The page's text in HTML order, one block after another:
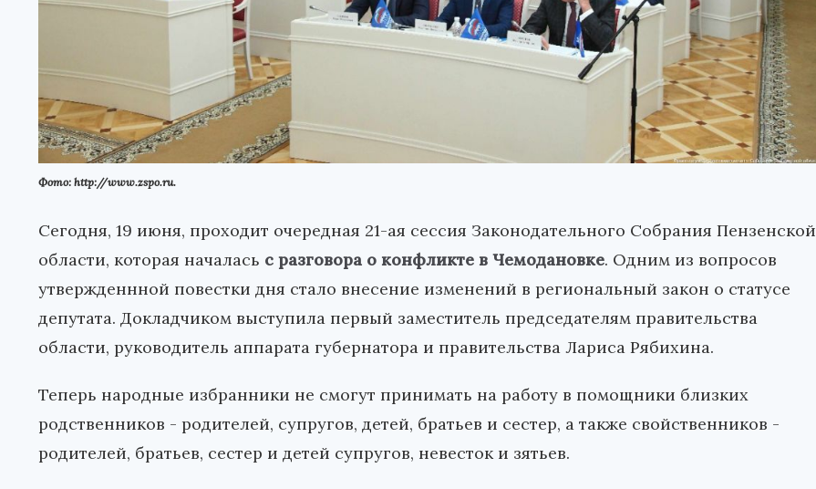
Фото: http://www.zspo.ru.
Сегодня, 19 июня, проходит очередная 21-ая сессия Законодательного Собрания Пензенской
области, которая началась с разговора о конфликте в Чемодановке. Одним из вопросов
утвержденнной повестки дня стало внесение изменений в региональный закон о статусе
депутата. Докладчиком выступила первый заместитель председателям правительства
области, руководитель аппарата губернатора и правительства Лариса Рябихина.
Теперь народные избранники не смогут принимать на работу в помощники близких
родственников - родителей, супругов, детей, братьев и сестер, а также свойственников -
родителей, братьев, сестер и детей супругов, невесток и зятьев.